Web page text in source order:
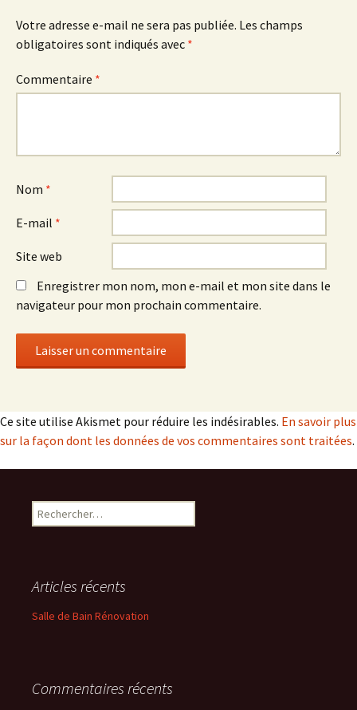
Votre adresse e-mail ne sera pas publiée. Les champs
obligatoires sont indiqués avec *
Commentaire *
Nom *
E-mail *
Site web
Enregistrer mon nom, mon e-mail et mon site dans le
navigateur pour mon prochain commentaire.
Ce site utilise Akismet pour réduire les indésirables. En savoir plus
sur la façon dont les données de vos commentaires sont traitées.
Rechercher :
Articles récents
Salle de Bain Rénovation
Commentaires récents